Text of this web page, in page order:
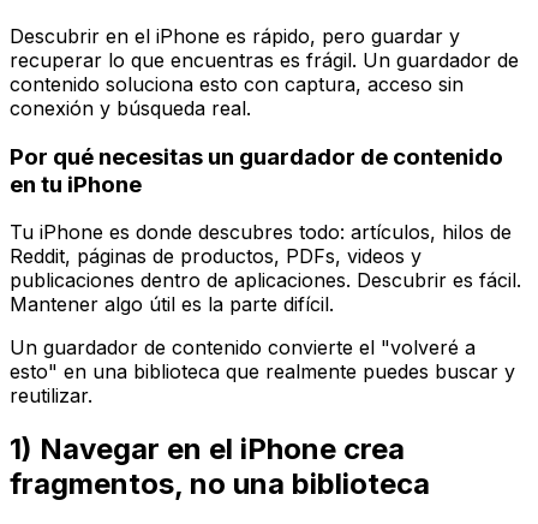
Descubrir en el iPhone es rápido, pero guardar y
recuperar lo que encuentras es frágil. Un guardador de
contenido soluciona esto con captura, acceso sin
conexión y búsqueda real.
Por qué necesitas un guardador de contenido
en tu iPhone
Tu iPhone es donde descubres todo: artículos, hilos de
Reddit, páginas de productos, PDFs, videos y
publicaciones dentro de aplicaciones. Descubrir es fácil.
Mantener algo útil es la parte difícil.
Un guardador de contenido convierte el "volveré a
esto" en una biblioteca que realmente puedes buscar y
reutilizar.
1) Navegar en el iPhone crea
fragmentos, no una biblioteca